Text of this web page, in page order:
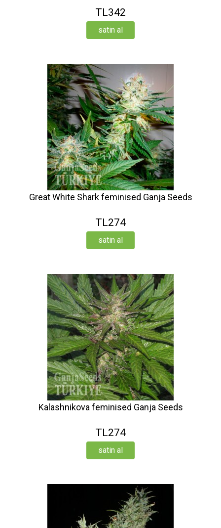
TL342
satin al
Great White Shark feminised Ganja Seeds
TL274
satin al
Kalashnikova feminised Ganja Seeds
TL274
satin al